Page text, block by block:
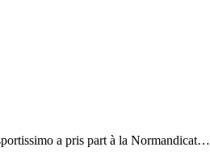
a pris part à la Normandicat…